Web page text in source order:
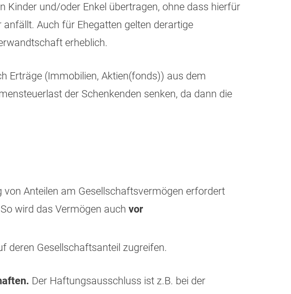
Kinder und/oder Enkel übertragen, ohne dass hierfür
Auch für Ehegatten gelten derartige
erheblich.
Erträge (Immobilien, Aktien(fonds)) aus dem
der Schenkenden senken, da dann die
von Anteilen am Gesellschaftsvermögen erfordert
wird das Vermögen auch vor
deren Gesellschaftsanteil zugreifen.
Der Haftungsausschluss ist z.B. bei der